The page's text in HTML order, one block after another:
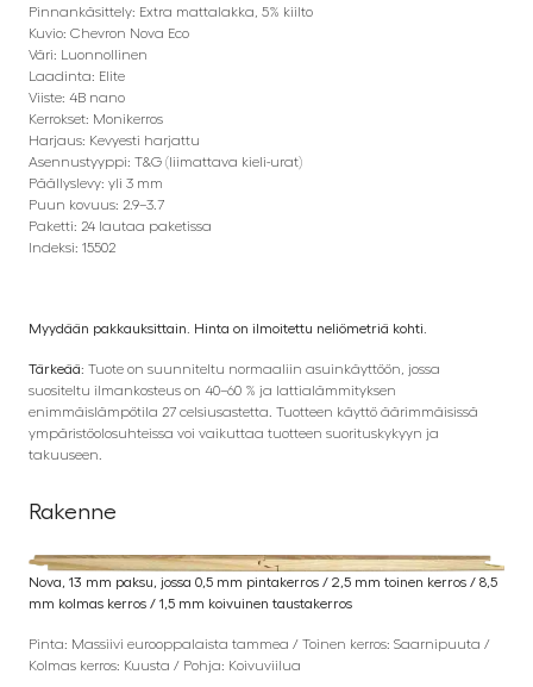
Pinnankäsittely: Extra mattalakka, 5% kiilto
Kuvio: Chevron Nova Eco
Väri: Luonnollinen
Laadinta: Elite
Viiste: 4B nano
Kerrokset: Monikerros
Harjaus: Kevyesti harjattu
Asennustyyppi: T&G (liimattava kieli-urat)
Päällyslevy: yli 3 mm
Puun kovuus: 2.9–3.7
Paketti: 24 lautaa paketissa
Indeksi: 15502
Myydään pakkauksittain. Hinta on ilmoitettu neliömetriä kohti.
Tärkeää: Tuote on suunniteltu normaaliin asuinkäyttöön, jossa
suositeltu ilmankosteus on 40–60 % ja lattialämmityksen
enimmäislämpötila 27 celsiusastetta. Tuotteen käyttö äärimmäisissä
ympäristöolosuhteissa voi vaikuttaa tuotteen suorituskykyyn ja
takuuseen.
Rakenne
Nova, 13 mm paksu, jossa 0,5 mm pintakerros / 2,5 mm toinen kerros / 8,5
mm kolmas kerros / 1,5 mm koivuinen taustakerros
Pinta: Massiivi eurooppalaista tammea / Toinen kerros: Saarnipuuta /
Kolmas kerros: Kuusta / Pohja: Koivuviilua